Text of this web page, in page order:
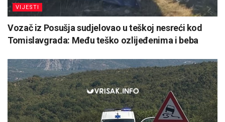
VIJESTI
Vozač iz Posušja sudjelovao u teškoj nesreći kod
Tomislavgrada: Među teško ozlijeđenima i beba